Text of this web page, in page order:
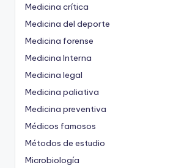
Medicina crítica
Medicina del deporte
Medicina forense
Medicina Interna
Medicina legal
Medicina paliativa
Medicina preventiva
Médicos famosos
Métodos de estudio
Microbiología